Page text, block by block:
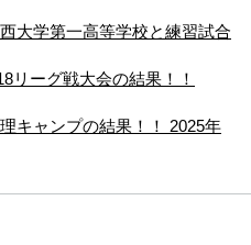
大学第一高等学校と練習試合
リーグ戦大会の結果！！
キャンプの結果！！ 2025年